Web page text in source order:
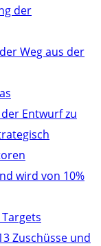
der
Weg aus der
Entwurf zu
wird von 10%
Zuschüsse und